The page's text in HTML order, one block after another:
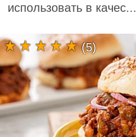
использовать в качес...
(5)